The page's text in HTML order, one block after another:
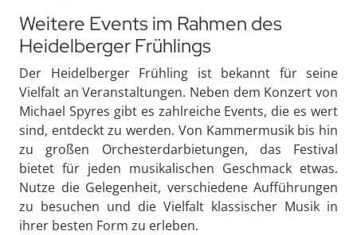
Weitere Events im Rahmen des
Heidelberger Frühlings
Der Heidelberger Frühling ist bekannt für seine
Vielfalt an Veranstaltungen. Neben dem Konzert von
Michael Spyres gibt es zahlreiche Events, die es wert
sind, entdeckt zu werden. Von Kammermusik bis hin
zu großen Orchesterdarbietungen, das Festival
bietet für jeden musikalischen Geschmack etwas.
Nutze die Gelegenheit, verschiedene Aufführungen
zu besuchen und die Vielfalt klassischer Musik in
ihrer besten Form zu erleben.